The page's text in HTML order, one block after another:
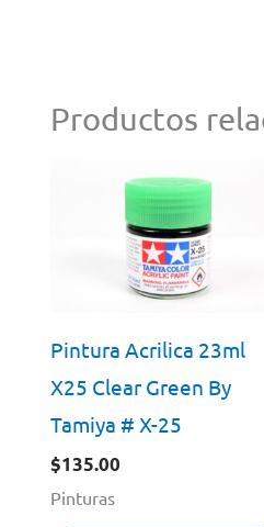
Productos
Pintura Acrilica 23ml
X25 Clear Green By
Tamiya # X-25
$135.00
Pinturas